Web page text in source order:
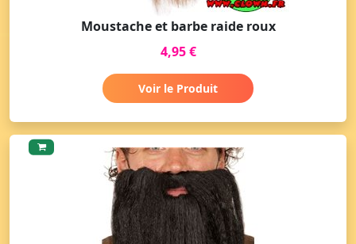
Moustache et barbe raide roux
4,95 €
Voir le Produit